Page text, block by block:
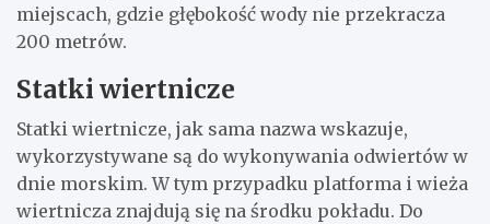
miejscach, gdzie głębokość wody nie przekracza
200 metrów.
Statki wiertnicze
Statki wiertnicze, jak sama nazwa wskazuje,
wykorzystywane są do wykonywania odwiertów w
dnie morskim. W tym przypadku platforma i wieża
wiertnicza znajdują się na środku pokładu. Do